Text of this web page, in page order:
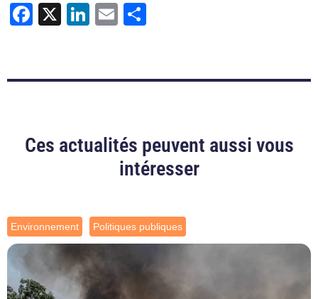
Facebook
X LinkedIn
Email
Ces actualités peuvent aussi vous
intéresser
Environnement Politiques publiques